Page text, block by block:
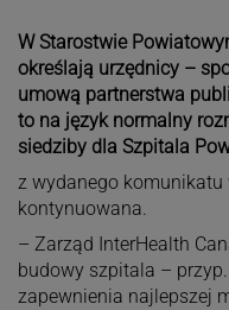
W Starostwie
określają urzędnicy –
umową partnerstwa
to na język normalny
siedziby dla Szpitala
z wydanego
kontynuowana.
– Zarząd InterHealth
budowy szpitala –
zapewnienia najlepszej